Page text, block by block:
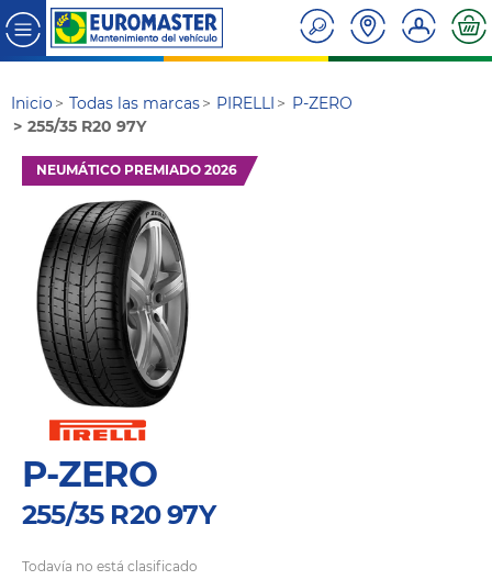
Inicio Todas las marcas PIRELLI
P-ZERO
255/35 R20 97Y
NEUMÁTICO PREMIADO 2026
P-ZERO
255/35 R20 97Y
Todavía no está clasificado